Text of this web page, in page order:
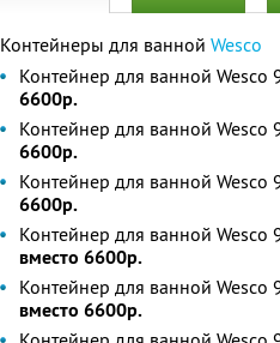
Контейнеры для ванной Wesco
Контейнер для ванной Wesco
6600р.
Контейнер для ванной Wesco
6600р.
Контейнер для ванной Wesco
6600р.
Контейнер для ванной Wesco
вместо 6600р.
Контейнер для ванной Wesco
вместо 6600р.